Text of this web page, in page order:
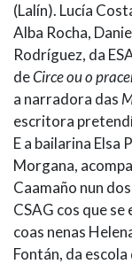
(Lalín). Lucía
Alba Rocha,
Rodríguez, da
deCirce ou o
a narradora das
escritora
E a bailarina Elsa
Morgana,
Caamaño nun
CSAG cos que
coas nenas
Fontán, da